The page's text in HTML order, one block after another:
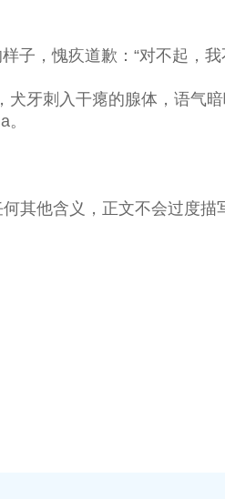
子，愧疚道歉：“对不起，
牙刺入干瘪的腺体，语气
其他含义，正文不会过度描